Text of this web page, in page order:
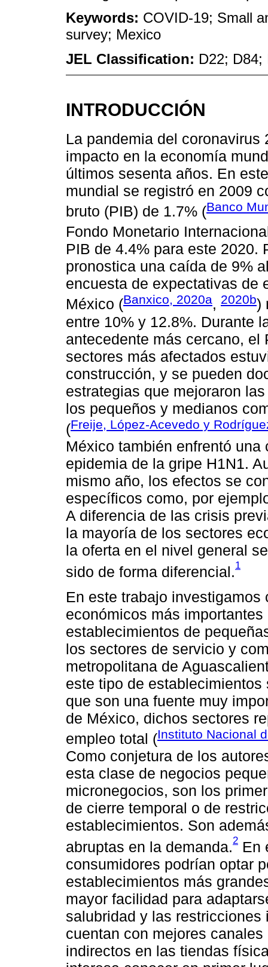
Keywords: COVID-19; Small
survey; Mexico
JEL Classification: D22;
INTRODUCCIÓN
La pandemia del coronavirus
impacto en la economía
últimos sesenta años. En
mundial se registró en 2009
bruto (PIB) de 1.7% (Banco
Fondo Monetario
PIB de 4.4% para este 2020.
pronostica una caída de 9%
encuesta de expectativas de
México (Banxico, 2020a, 2020b)
entre 10% y 12.8%. Durante
antecedente más cercano,
sectores más afectados
construcción, y se pueden
estrategias que mejoraron
los pequeños y medianos
(Freije, López-Acevedo y
México también enfrentó
epidemia de la gripe H1N1.
mismo año, los efectos se
específicos como, por
A diferencia de las crisis
la mayoría de los sectores
la oferta en el nivel general
sido de forma diferencial.1
En este trabajo
económicos más
establecimientos de
los sectores de servicio y
metropolitana de
este tipo de
que son una fuente muy
de México, dichos sectores
empleo total (Instituto Nacional
Como conjetura de los
esta clase de negocios
micronegocios, son los
de cierre temporal o de
establecimientos. Son
abruptas en la demanda.2 En
consumidores podrían optar
establecimientos más
mayor facilidad para
salubridad y las
cuentan con mejores
indirectos en las tiendas